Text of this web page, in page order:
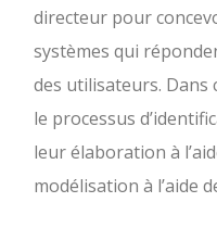
directeur pour
systèmes qui
des utilisateurs.
le processus
leur élaboration à
modélisation à l’aide